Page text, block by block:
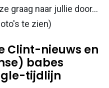
graag naar jullie door...
te zien)
Clint-nieuws en
babes
tijdlijn